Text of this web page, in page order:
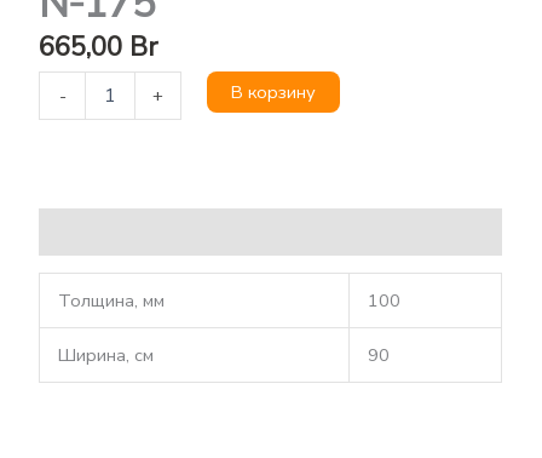
665,00 Br
- + В корзину
Толщина, мм 100
Ширина, см 90